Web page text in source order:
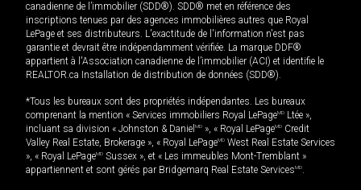
canadienne de l’immobilier (SDD®). SDD® met en référence des
inscriptions tenues par des agences immobilières autres que Royal
LePage et ses distributeurs. L'exactitude de l'information n'est pas
garantie et devrait être indépendamment vérifiée. La marque DDF®
appartient à l'Association canadienne de l’immobilier (ACI) et identifie le
REALTOR.ca Installation de distribution de données (SDD®).
*Tous les bureaux sont des propriétés indépendantes. Les bureaux
comprenant la mention « Services immobiliers Royal LePageMD Ltée »,
incluant sa division « Johnston & Daniel MD », « Royal LePageMD Credit
Valley Real Estate, Brokerage », « Royal LePageMD West Real Estate Services
», « Royal LePageMD Sussex », et « Les immeubles Mont-Tremblant »
appartiennent et sont gérés par Bridgemarq Real Estate ServicesMD.